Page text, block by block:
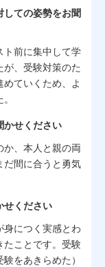
しての姿勢をお聞
ト前に集中して学
、受験対策のた
ていくため、よ
かせください
、本人と親の両
だ間に合うと勇気
せください
につく実感とわ
たことです。受験
をあきらめた）